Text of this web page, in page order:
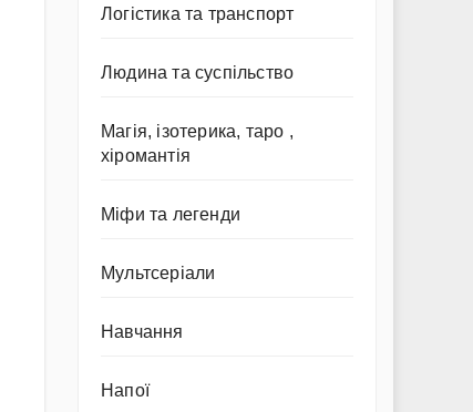
Логістика та транспорт
Людина та суспільство
Магія, ізотерика, таро ,
хіромантія
Міфи та легенди
Мультсеріали
Навчання
Напої